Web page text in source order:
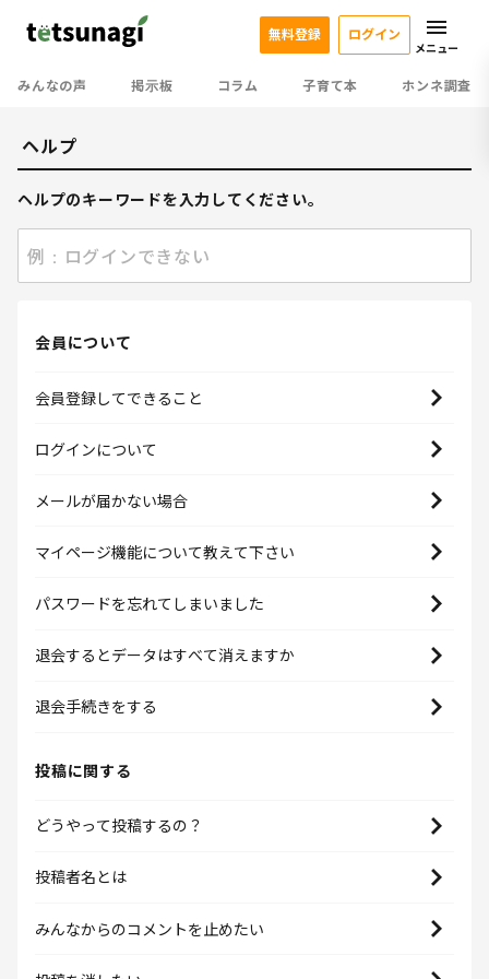
みんなの声 掲示板 コラム 子育て本 ホンネ調査
無料登録 ログイン
メニュー
ヘルプ
ヘルプのキーワードを入力してください。
例：ログインできない
会員について
会員登録してできること
ログインについて
メールが届かない場合
マイページ機能について教えて下さい
パスワードを忘れてしまいました
退会するとデータはすべて消えますか
退会手続きをする
投稿に関する
どうやって投稿するの？
投稿者名とは
みんなからのコメントを止めたい